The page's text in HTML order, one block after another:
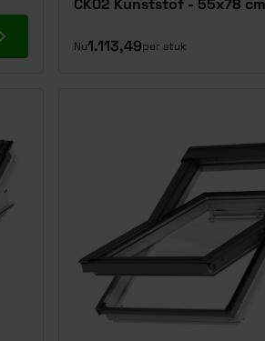
Ga naar product
CK02 Kunststof - 55x78 cm
Nu1.113,49per stuk